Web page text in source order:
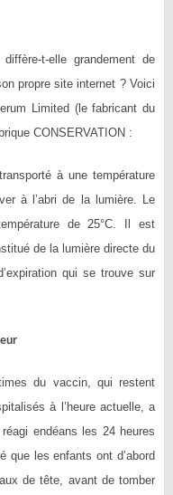
t-elle grandement de
propre site internet ? Voici
Limited (le fabricant du
CONSERVATION :
à une température
à l’abri de la lumière. Le
de 25°C. Il est
de la lumière directe du
qui se trouve sur
du vaccin, qui restent
à l’heure actuelle, a
endéans les 24 heures
que les enfants ont d’abord
de tête, avant de tomber